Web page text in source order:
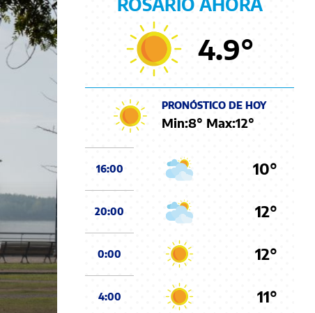
4.9°
PRONÓSTICO DE HOY
Min:8° Max:12°
16:00 10°
20:00 12°
0:00 12°
4:00 11°